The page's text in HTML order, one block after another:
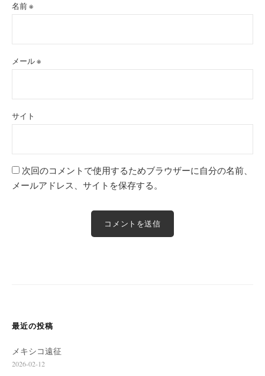
名前※
メール※
サイト
次回のコメントで使用するためブラウザーに自分の名前、
メールアドレス、サイトを保存する。
最近の投稿
メキシコ遠征
2026-02-12